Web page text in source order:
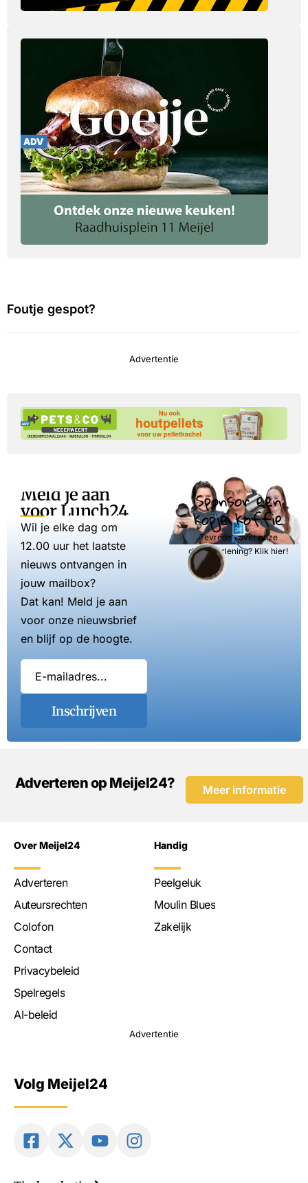
Foutje gespot?
Advertentie
Meld je aan
voor Lunch24
Wil je elke dag om
12.00 uur het laatste
nieuws ontvangen in
jouw mailbox?
Dat kan! Meld je aan
voor onze nieuwsbrief
en blijf op de hoogte.
Inschrijven
Sponsor een
kopje koffie
Tevreden over onze
dienstverlening? Klik hier!
Adverteren op Meijel24? Meer informatie
Over Meijel24
Adverteren
Auteursrechten
Colofon
Contact
Privacybeleid
Spelregels
AI-beleid
Handig
Peelgeluk
Moulin Blues
Zakelijk
Advertentie
Volg Meijel24